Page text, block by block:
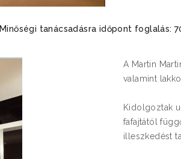
Minőségi tanácsadásra időpont foglalás:
A Martin
valamint
Kidolgoztak
fafajtától
illeszkedést